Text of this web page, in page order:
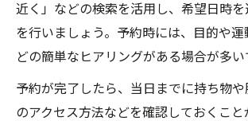
近く」などの検索を活用し、希望日時
を行いましょう。予約時には、目的や
どの簡単なヒアリングがある場合が多い
予約が完了したら、当日までに持ち物
のアクセス方法などを確認しておくこと